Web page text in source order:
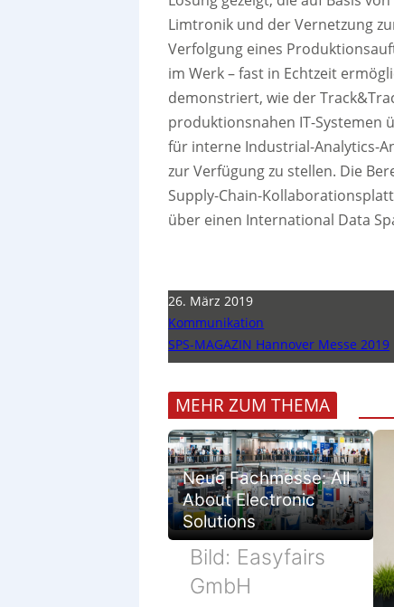
Limtronik und der Vernetzung
Verfolgung eines
im Werk – fast in Echtzeit
demonstriert, wie der
produktionsnahen IT-Systemen
für interne Industrial-Analytics-
zur Verfügung zu stellen. Die
Supply-Chain-
über einen International Data
26. März 2019
Kommunikation
SPS-MAGAZIN Hannover Messe 2019
MEHR ZUM THEMA
Neue Fachmesse: All
About Electronic
Solutions
Bild: Easyfairs
GmbH